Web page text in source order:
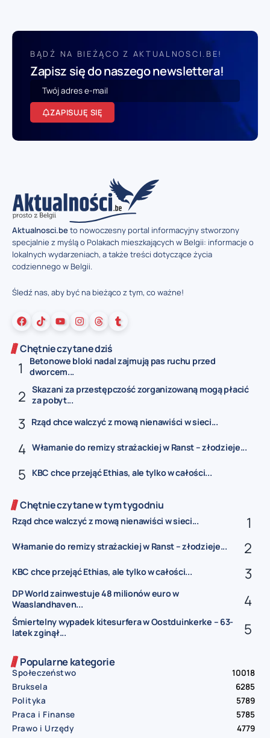
BĄDŹ NA BIEŻĄCO Z AKTUALNOSCI.BE!
Zapisz się do naszego newslettera!
ZAPISUJĘ SIĘ
Aktualnosci.beto nowoczesny portal informacyjny stworzony
specjalnie z myślą o Polakach mieszkających w Belgii: informacje o
lokalnych wydarzeniach, a także treści dotyczące życia
codziennego w Belgii.
Śledź nas, aby być na bieżąco z tym, co ważne!
Chętnie czytane dziś
Betonowe bloki nadal zajmują pas ruchu przed
dworcem...
Skazani za przestępczość zorganizowaną mogą płacić
za pobyt...
Rząd chce walczyć z mową nienawiści w sieci...
Włamanie do remizy strażackiej w Ranst – złodzieje...
KBC chce przejąć Ethias, ale tylko w całości...
Chętnie czytane w tym tygodniu
Rząd chce walczyć z mową nienawiści w sieci...
Włamanie do remizy strażackiej w Ranst – złodzieje...
KBC chce przejąć Ethias, ale tylko w całości...
DP World zainwestuje 48 milionów euro w
Waaslandhaven...
Śmiertelny wypadek kitesurfera w Oostduinkerke – 63-
latek zginął...
Popularne kategorie
Społeczeństwo
10018
Bruksela
6285
Polityka
5789
Praca i Finanse
5785
Prawo i Urzędy
4779